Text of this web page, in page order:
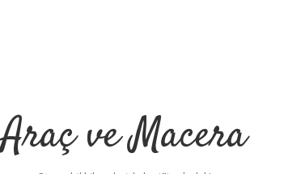
Araç ve Macera